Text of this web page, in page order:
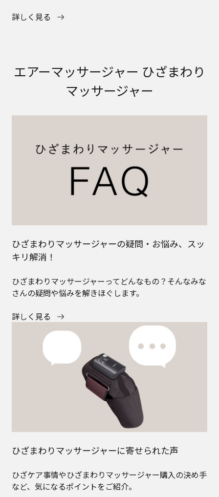
詳しく見る
エアーマッサージャー ひざまわり
マッサージャー
ひざまわりマッサージャーの疑問・お悩み、スッ
キリ解消！
ひざまわりマッサージャーってどんなもの？そんなみな
さんの疑問や悩みを解きほぐします。
詳しく見る
ひざまわりマッサージャーに寄せられた声
ひざケア事情やひざまわりマッサージャー購入の決め手
など、気になるポイントをご紹介。